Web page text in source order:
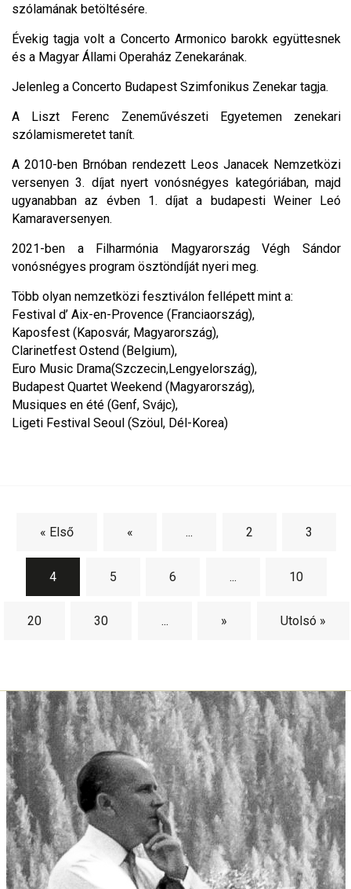
szólamának betöltésére.
Évekig tagja volt a Concerto Armonico barokk együttesnek
és a Magyar Állami Operaház Zenekarának.
Jelenleg a Concerto Budapest Szimfonikus Zenekar tagja.
A Liszt Ferenc Zeneművészeti Egyetemen zenekari
szólamismeretet tanít.
A 2010-ben Brnóban rendezett Leos Janacek Nemzetközi
versenyen 3. díjat nyert vonósnégyes kategóriában, majd
ugyanabban az évben 1. díjat a budapesti Weiner Leó
Kamaraversenyen.
2021-ben a Filharmónia Magyarország Végh Sándor
vonósnégyes program ösztöndíját nyeri meg.
Több olyan nemzetközi fesztiválon fellépett mint a:
Festival d’ Aix-en-Provence (Franciaország),
Kaposfest (Kaposvár, Magyarország),
Clarinetfest Ostend (Belgium),
Euro Music Drama(Szczecin,Lengyelország),
Budapest Quartet Weekend (Magyarország),
Musiques en été (Genf, Svájc),
Ligeti Festival Seoul (Szöul, Dél-Korea)
« Első « ... 2 3
4 5 6 ... 10
20 30 ... » Utolsó »